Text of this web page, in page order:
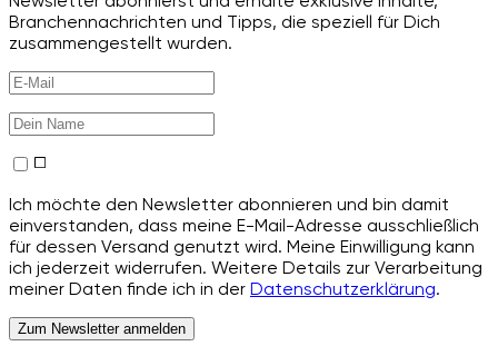
Branchennachrichten und Tipps, die speziell für Dich
zusammengestellt wurden.
Ich möchte den Newsletter abonnieren und bin damit
einverstanden, dass meine E-Mail-Adresse ausschließlich
für dessen Versand genutzt wird. Meine Einwilligung kann
ich jederzeit widerrufen. Weitere Details zur Verarbeitung
meiner Daten finde ich in der Datenschutzerklärung.
Zum Newsletter anmelden